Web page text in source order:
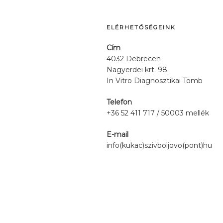
ELÉRHETŐSÉGEINK
Cím
4032 Debrecen
Nagyerdei krt. 98.
In Vitro Diagnosztikai Tömb
Telefon
+36 52 411 717 / 50003 mellék
E-mail
info(kukac)szivboljovo(pont)hu